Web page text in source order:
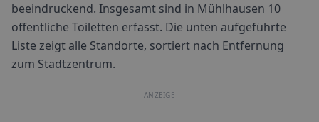
beeindruckend. Insgesamt sind in Mühlhausen 10
öffentliche Toiletten erfasst. Die unten aufgeführte
Liste zeigt alle Standorte, sortiert nach Entfernung
zum Stadtzentrum.
ANZEIGE